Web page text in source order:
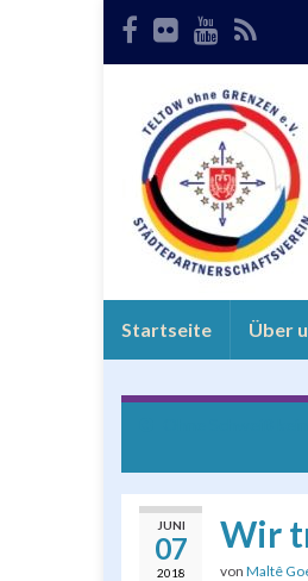
Startseite Über
JUNI
07
2018
Wir
von Maltê